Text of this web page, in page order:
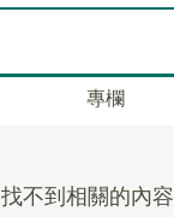
專欄
找不到相關的內容